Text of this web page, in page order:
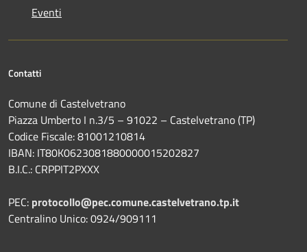
Eventi
Contatti
Comune di Castelvetrano
Piazza Umberto I n.3/5 – 91022 – Castelvetrano (TP)
Codice Fiscale: 81001210814
IBAN: IT80K0623081880000015202827
B.I.C.: CRPPIT2PXXX
PEC: protocollo@pec.comune.castelvetrano.tp.it
Centralino Unico: 0924/909111